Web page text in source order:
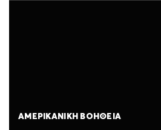
ΑΜΕΡΙΚΑΝΙΚΉ ΒΟΉΘΕΙΑ